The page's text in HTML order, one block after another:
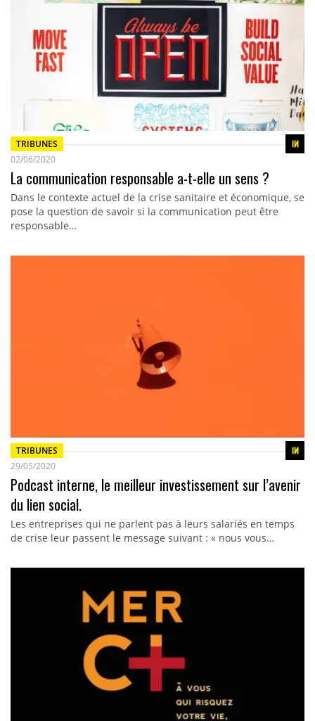
TRIBUNES
02/06/2020
La communication responsable a-t-elle un sens ?
Dans le contexte actuel de la crise sanitaire et économique, se
pose la question de savoir si la communication peut être
responsable…
TRIBUNES
29/05/2020
Podcast interne, le meilleur investissement sur l’avenir
du lien social.
Les entreprises qui ne parlent pas à leurs salariés en temps
de crise leur passent le message suivant : « nous vous…